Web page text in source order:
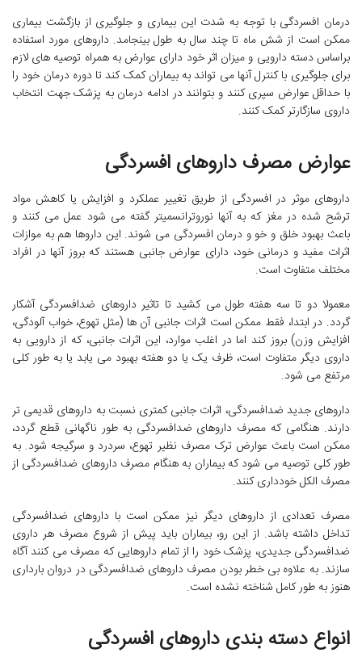
درمان افسردگی با توجه به شدت این بیماری و جلوگیری از بازگشت بیماری
ممکن است از شش ماه تا چند سال به طول بینجامد. داروهای مورد استفاده
براساس دسته دارویی و میزان اثر خود دارای عوارض به همراه توصیه های لازم
برای جلوگیری با کنترل آنها می تواند به بیماران کمک کند تا دوره درمان خود را
با حداقل عوارض سپری کنند و بتوانند در ادامه درمان به پزشک جهت انتخاب
داروی سازگارتر کمک کنند.
عوارض مصرف داروهای افسردگی
داروهای موثر در افسردگی از طریق تغییر عملکرد و افزایش یا کاهش مواد
ترشح شده در مغز که به آنها نوروترانسمیتر گفته می شود عمل می کنند و
باعث بهبود خلق و خو و درمان افسردگی می شوند. این داروها هم به موازات
اثرات مفید و درمانی خود، دارای عوارض جانبی هستند که بروز آنها در افراد
مختلف متفاوت است.
معمولا دو تا سه هفته طول می کشید تا تاثیر داروهای ضدافسردگی آشکار
گردد. در ابتدا، فقط ممکن است اثرات جانبی آن ها (مثل تهوع، خواب آلودگی،
افزایش وزن) بروز کند اما در اغلب موارد، این اثرات جانبی، که از دارویی به
داروی دیگر متفاوت است، ظرف یک یا دو هفته بهبود می یابد یا به طور کلی
مرتفع می شود.
داروهای جدید ضدافسردگی، اثرات جانبی کمتری نسبت به داروهای قدیمی تر
دارند. هنگامی که مصرف داروهای ضدافسردگی به طور ناگهانی قطع گردد،
ممکن است باعث عوارض ترک مصرف نظیر تهوع، سردرد و سرگیجه شود. به
طور کلی توصیه می شود که بیماران به هنگام مصرف داروهای ضدافسردگی از
مصرف الکل خودداری کنند.
مصرف تعدادی از داروهای دیگر نیز ممکن است با داروهای ضدافسردگی
تداخل داشته باشد. از این رو، بیماران باید پیش از شروع مصرف هر داروی
ضدافسردگی جدیدی، پزشک خود را از تمام داروهایی که مصرف می کنند آگاه
سازند. به علاوه بی خطر بودن مصرف داروهای ضدافسردگی در دروان بارداری
هنوز به طور کامل شناخته نشده است.
انواع دسته بندی داروهای افسردگی